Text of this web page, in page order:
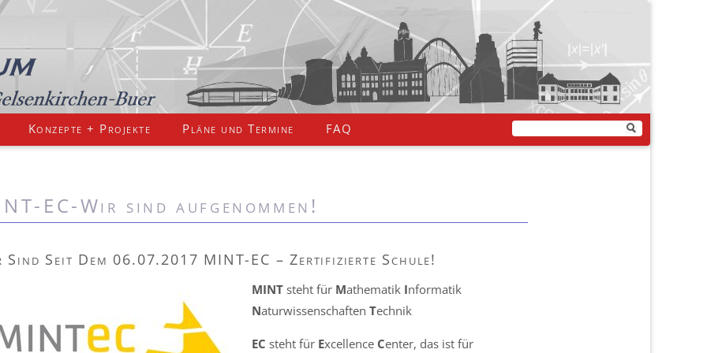
Konzepte + Projekte Pläne und Termine FAQ
EC-Wir sind aufgenommen!
Sind Seit Dem 06.07.2017 MINT-EC – Zertifizierte Schule!
MINT steht für Mathematik Informatik
Naturwissenschaften Technik
EC steht für Excellence Center, das ist für